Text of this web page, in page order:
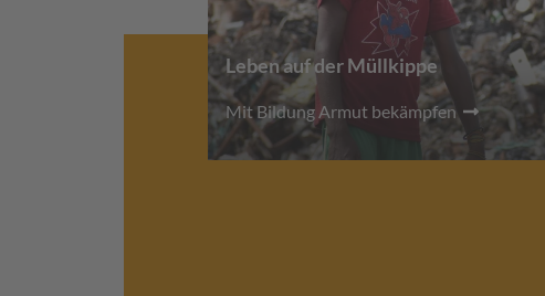
Leben auf der Müllkippe
Mit Bildung Armut bekämpfen